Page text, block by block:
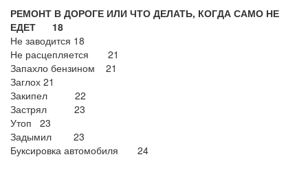
РЕМОНТ В ДОРОГЕ ИЛИ ЧТО ДЕЛАТЬ, КОГДА САМО НЕ
ЕДЕТ 18
Не заводится 18
Не расцепляется 21
Запахло бензином 21
Заглох 21
Закипел 22
Застрял 23
Утоп 23
Задымил 23
Буксировка автомобиля 24